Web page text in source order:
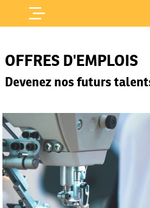
OFFRES D'EMPLOIS
Devenez nos futurs